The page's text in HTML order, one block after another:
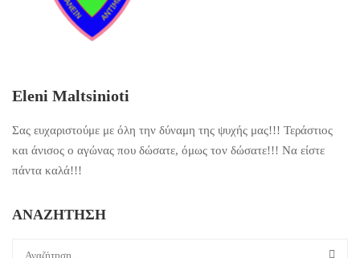
Eleni Maltsinioti
Σας ευχαριστούμε με όλη την δύναμη της ψυχής μας!!! Τεράστιος
και άνισος ο αγώνας που δώσατε, όμως τον δώσατε!!! Να είστε
πάντα καλά!!!
ΑΝΑΖΗΤΗΣΗ